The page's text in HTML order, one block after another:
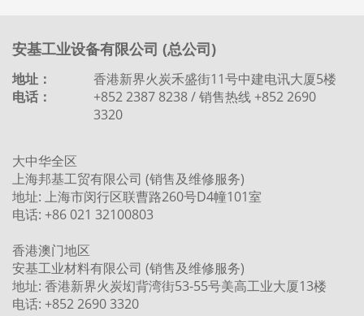
安基工业设备有限公司 (总公司)
地址：
香港新界火炭禾盛街11号中建电讯大厦5楼
电话：
+852 2387 8238 / 销售热线 +852 2690
3320
大中华全区
上海邦基工贸有限公司 (销售及维修服务)
地址: 上海市闵行区联曹路260号D4幢101室
电话: +86 021 32100803
香港澳门地区
安基工业材料有限公司 (销售及维修服务)
地址: 香港新界火炭㘭背湾街53-55号美高工业大厦13楼
电话: +852 2690 3320